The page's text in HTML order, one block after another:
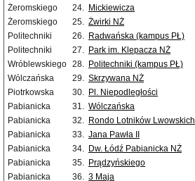
Żeromskiego
24. Mickiewicza
Żeromskiego
25. Żwirki NŻ
Politechniki
26. Radwańska (kampus PŁ)
Politechniki
27. Park im. Klepacza NŻ
Wróblewskiego 28. Politechniki (kampus PŁ)
Wólczańska
29. Skrzywana NŻ
Piotrkowska
30. Pl. Niepodległości
Pabianicka
31. Wólczańska
Pabianicka
32. Rondo Lotników Lwowskich
Pabianicka
33. Jana Pawła II
Pabianicka
34. Dw. Łódź Pabianicka NŻ
Pabianicka
35. Prądzyńskiego
Pabianicka
36. 3 Maja